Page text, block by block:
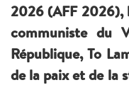
2026 (AFF 2026),
communiste du
République, To
de la paix et de la